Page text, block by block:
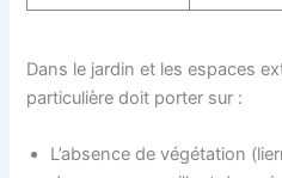
Dans le jardin et les espaces
particulière doit porter sur :
L’absence de végétation